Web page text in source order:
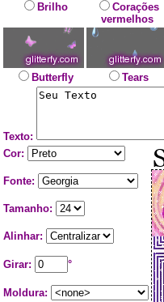
Brilho
Corações
vermelhos
Butterfly Tears
Texto:
Cor:
Fonte:
Tamanho:
Alinhar:
Girar: °
Moldura: